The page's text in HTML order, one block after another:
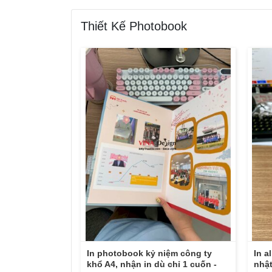
Thiết Kế Photobook
In photobook kỷ niệm công ty
khổ A4, nhận in dù chỉ 1 cuốn -
In